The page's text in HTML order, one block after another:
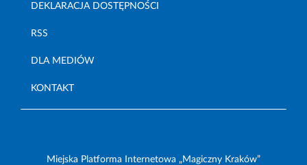
DEKLARACJA DOSTĘPNOŚCI
RSS
DLA MEDIÓW
KONTAKT
Miejska Platforma Internetowa „Magiczny Kraków”